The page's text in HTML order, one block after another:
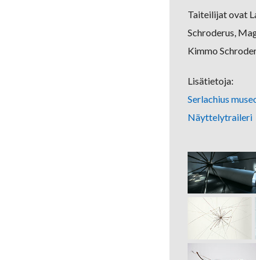
Taiteilijat ovat
Schroderus,
Kimmo
Lisätietoja:
Serlachius
Näyttelytraileri